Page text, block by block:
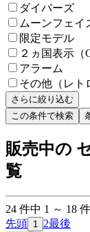
ダイバーズ
ムーンフェイ
限定モデル
２ヵ国表示（
アラーム
その他（レト
さらに絞り込む
この条件で検索
販売中の
覧
24 件中 1 ～ 18
先頭 1 2最後